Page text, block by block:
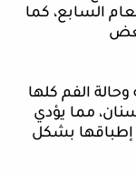
السابع، كما
الفم كلها
مما يؤدي
إطباقها بشكل